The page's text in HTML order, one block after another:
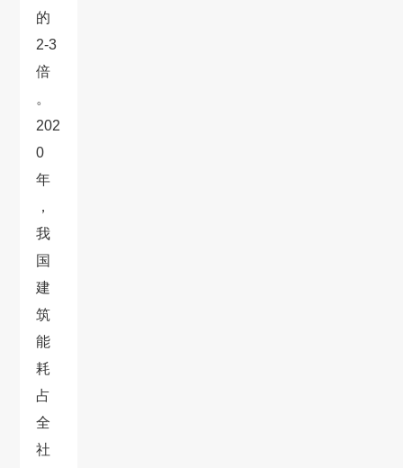
的
2-3
倍
。
202
0
年
，
我
国
建
筑
能
耗
占
全
社